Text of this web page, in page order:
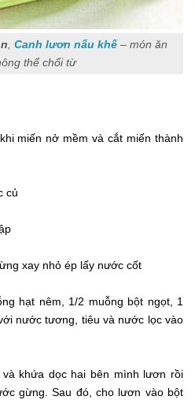
Canh lươn nấu khế– món ăn
thể chối từ
miến nở mềm và cắt miến thành
củ
xay nhỏ ép lấy nước cốt
hạt nêm, 1/2 muỗng bột ngọt, 1
nước tương, tiêu và nước lọc vào
khứa dọc hai bên mình lươn rồi
gừng. Sau đó, cho lươn vào bột